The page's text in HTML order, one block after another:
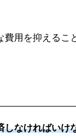
用を抑えるこ
しなければいけ